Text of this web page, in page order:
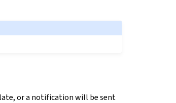
or a notification will be sent